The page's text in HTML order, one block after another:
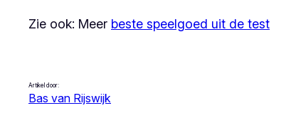
Zie ook: Meer beste speelgoed uit de test
Artikel door:
Bas van Rijswijk